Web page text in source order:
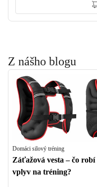
Z nášho blogu
Domáci silový tréning
Záťažová vesta – čo robí
vplyv na tréning?